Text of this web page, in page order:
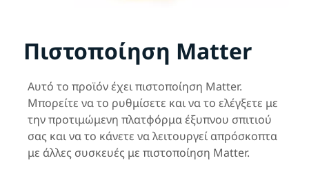
Πιστοποίηση Matter
Αυτό το προϊόν έχει πιστοποίηση Matter.
Μπορείτε να το ρυθμίσετε και να το ελέγξετε με
την προτιμώμενη πλατφόρμα έξυπνου σπιτιού
σας και να το κάνετε να λειτουργεί απρόσκοπτα
με άλλες συσκευές με πιστοποίηση Matter.